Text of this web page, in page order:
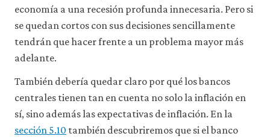
economía a una recesión profunda innecesaria. Pero si
se quedan cortos con sus decisiones sencillamente
tendrán que hacer frente a un problema mayor más
adelante.
También debería quedar claro por qué los bancos
centrales tienen tan en cuenta no solo la inflación en
sí, sino además las expectativas de inflación. En la
sección 5.10 también descubriremos que si el banco